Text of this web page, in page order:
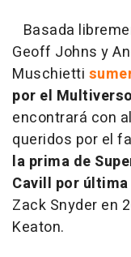
Basada
Geoff Johns y
Muschietti
por el
encontrará con
queridos por el
la prima de
Cavill por
Zack Snyder en
Keaton.